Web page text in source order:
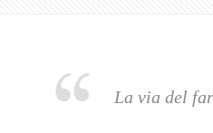
La via del